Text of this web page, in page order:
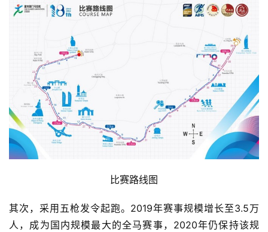
比赛路线图
其次，采用五枪发令起跑。2019年赛事规模增长至3.5万
人，成为国内规模最大的全马赛事，2020年仍保持该规